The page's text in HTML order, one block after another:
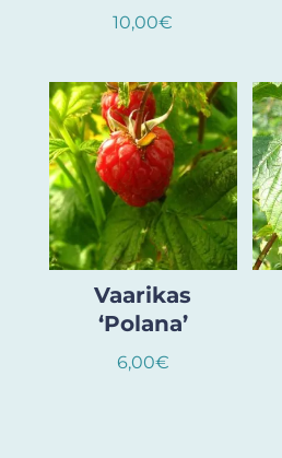
10,00€
Vaarikas
‘Polana’
6,00€